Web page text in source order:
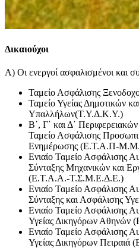
Δικαιούχοι
Α) Οι ενεργοί ασφαλισμένοι και
Ταμείο Ασφάλισης
Ταμείο Υγείας Δημοτικών
Υπαλλήλων(Τ.Υ.Δ.Κ.Υ.)
Β΄, Γ΄ και Δ΄
Ταμείο Ασφάλισης
Ενημέρωσης (Ε.Τ.Α.Π-
Ενιαίο Ταμείο Ασφάλισης
Σύνταξης Μηχανικών και
(Ε.Τ.Α.Α.-Τ.Σ.Μ.Ε.Δ.Ε.)
Ενιαίο Ταμείο Ασφάλισης
Σύνταξης και Ασφάλισης
Ενιαίο Ταμείο Ασφάλισης
Υγείας Δικηγόρων
Ενιαίο Ταμείο Ασφάλισης
Υγείας Δικηγόρων